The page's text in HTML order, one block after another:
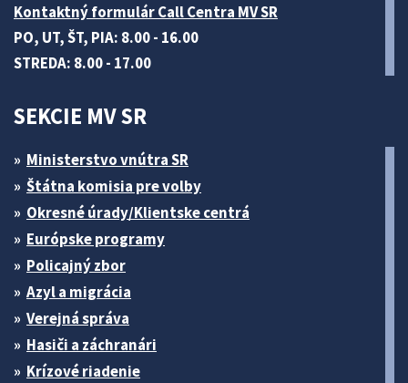
Kontaktný formulár Call Centra MV SR
PO, UT, ŠT, PIA: 8.00 - 16.00
STREDA: 8.00 - 17.00
SEKCIE MV SR
Ministerstvo vnútra SR
Štátna komisia pre volby
Okresné úrady/Klientske centrá
Európske programy
Policajný zbor
Azyl a migrácia
Verejná správa
Hasiči a záchranári
Krízové riadenie